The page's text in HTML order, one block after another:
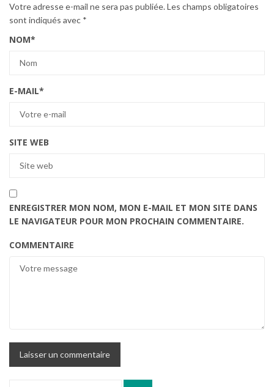
Votre adresse e-mail ne sera pas publiée.Les champs obligatoires
sont indiqués avec *
NOM*
E-MAIL*
SITE WEB
ENREGISTRER MON NOM, MON E-MAIL ET MON SITE DANS
LE NAVIGATEUR POUR MON PROCHAIN COMMENTAIRE.
COMMENTAIRE